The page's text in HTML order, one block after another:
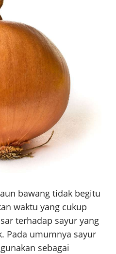
bawang tidak begitu
waktu yang cukup
terhadap sayur yang
Pada umumnya sayur
sebagai